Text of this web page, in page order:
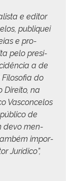
e edi­tor
publiquei
e pro­
pelo pres­i­
a de
do
Dire­ito, na
Vas­con­ce­los
de
devo men­
impor­
Jurídi­co”,